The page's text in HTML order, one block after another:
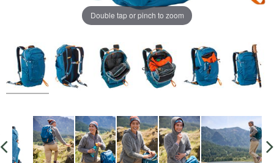
Double tap or pinch to zoom